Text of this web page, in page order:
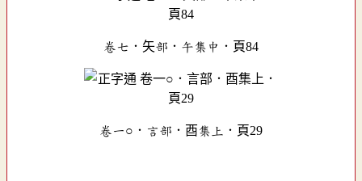
卷七．矢部．午集中．頁84
卷一○．言部．酉集上．頁29